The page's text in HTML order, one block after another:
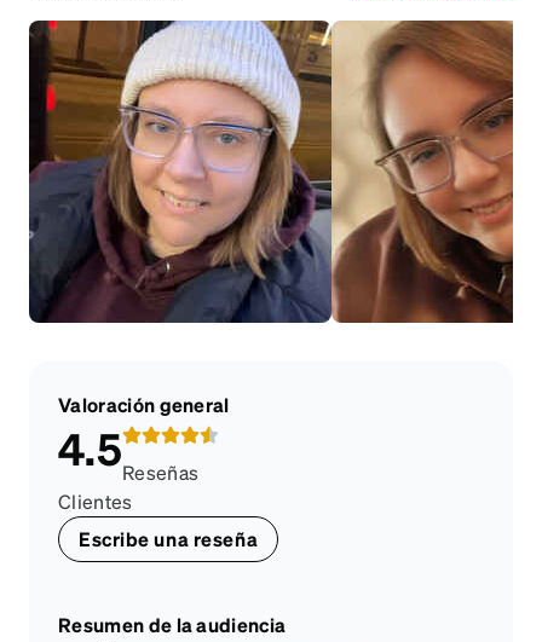
Valoración general
4.5Reseñas
Clientes
Escribe una reseña
Resumen de la audiencia